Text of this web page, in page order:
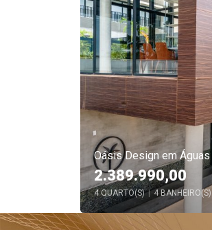
Oásis Design em
2.389.990,00
4 QUARTO(S) | 4 BANHEIRO(S)